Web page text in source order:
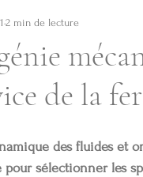
sacrés Chant
de la
2 min de lecture
des fluides et
sélectionner les